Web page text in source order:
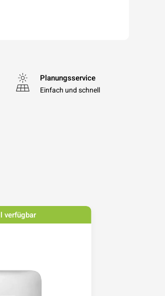
Planungsservice
Einfach und schnell
verfügbar